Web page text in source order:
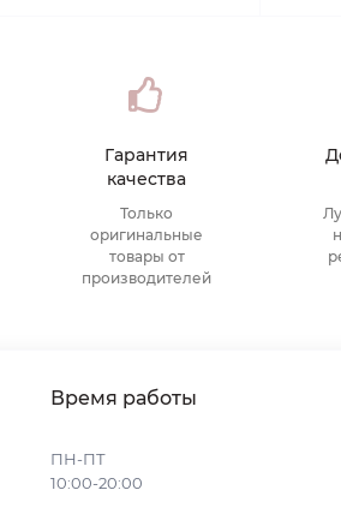
Гарантия
качества
Только
оригинальные
товары от
производителей
Время работы
ПН-ПТ
10:00-20:00